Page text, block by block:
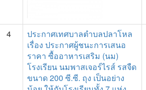
4
ประกาศเทศบาลตำบลปลาโหล
เรื่อง ประกาศผู้ชนะการเสนอ
ราคา ซื้ออาหารเสริม (นม)
โรงเรียน นมพาสเจอร์ไรส์ รสจืด
ขนาด 200 ซี.ซี. ถุง เป็นอย่าง